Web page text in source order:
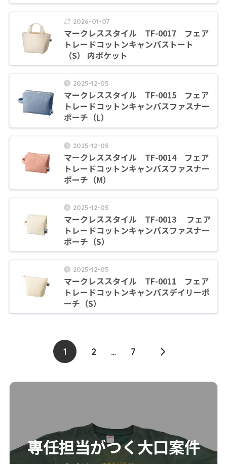
2026-01-07
マークレススタイル TF-0017 フェア
トレードコットンキャンバストート
（S） 内ポケット
2025-12-05
マークレススタイル TF-0015 フェア
トレードコットンキャンバスファスナー
ポーチ（L）
2025-12-05
マークレススタイル TF-0014 フェア
トレードコットンキャンバスファスナー
ポーチ（M）
2025-12-05
マークレススタイル TF-0013 フェア
トレードコットンキャンバスファスナー
ポーチ（S）
2025-12-05
マークレススタイル TF-0011 フェア
トレードコットンキャンバスデイリーポ
ーチ（S）
1 2 … 7
専任担当がつく大口案件